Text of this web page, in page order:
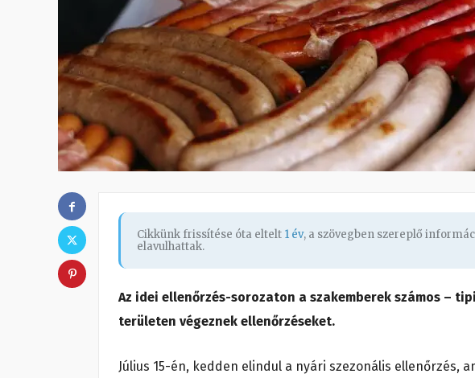
Cikkünk frissítése óta eltelt 1 év, a szövegben szereplő
elavulhattak.
Az idei ellenőrzés-sorozaton a szakemberek számos –
területen végeznek ellenőrzéseket.
Július 15-én, kedden elindul a nyári szezonális ellenőrzés,